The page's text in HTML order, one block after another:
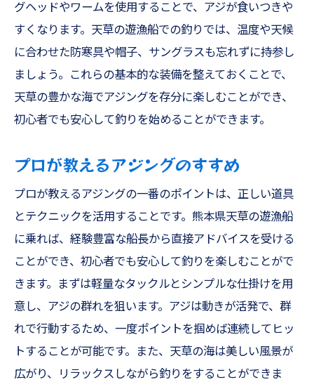
グヘッドやワームを使用することで、アジが食いつきや
すくなります。天草の遊漁船での釣りでは、温度や天候
に合わせた防寒具や帽子、サングラスも忘れずに持参し
ましょう。これらの基本的な装備を整えておくことで、
天草の豊かな海でアジングを存分に楽しむことができ、
初心者でも安心して釣りを始めることができます。
プロが教えるアジングのすすめ
プロが教えるアジングの一番のポイントは、正しい道具
とテクニックを活用することです。熊本県天草の遊漁船
に乗れば、経験豊富な船長から直接アドバイスを受ける
ことができ、初心者でも安心して釣りを楽しむことがで
きます。まずは軽量なタックルとシンプルな仕掛けを用
意し、アジの群れを狙います。アジは動きが活発で、群
れで行動するため、一度ポイントを掴めば連続してヒッ
トすることが可能です。また、天草の海は美しい風景が
広がり、リラックスしながら釣りをすることができま